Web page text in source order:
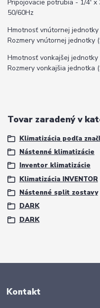
Pripojovacie potrubia - 1/4' x
50/60Hz
Hmotnosť vnútornej
Rozmery vnútornej jednotky
Hmotnosť vonkajšej jednotky
Rozmery vonkajšia jednotka
Tovar zaradený v
Klimatizácia podľa
Nástenné klimatizácie
Inventor klimatizácie
Klimatizácia INVENTOR
Nástenné split zostavy
DARK
DARK
Kontakt